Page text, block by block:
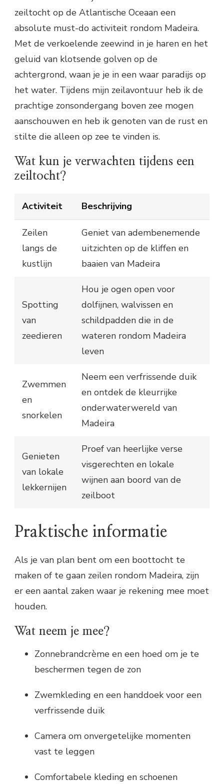
zeiltocht op de Atlantische Oceaan een
absolute must-do activiteit rondom Madeira.
Met de verkoelende zeewind in je haren en het
geluid van klotsende golven op de
achtergrond, waan je je in een waar paradijs op
het water. Tijdens mijn zeilavontuur heb ik de
prachtige zonsondergang boven zee mogen
aanschouwen en heb ik genoten van de rust en
stilte die alleen op zee te vinden is.
Wat kun je verwachten tijdens een
zeiltocht?
Activiteit Beschrijving
Zeilen
langs de
kustlijn
Geniet van adembenemende
uitzichten op de kliffen en
baaien van Madeira
Spotting
van
zeedieren
Hou je ogen open voor
dolfijnen, walvissen en
schildpadden die in de
wateren rondom Madeira
leven
Zwemmen
en
snorkelen
Neem een verfrissende duik
en ontdek de kleurrijke
onderwaterwereld van
Madeira
Genieten
van lokale
lekkernijen
Proef van heerlijke verse
visgerechten en lokale
wijnen aan boord van de
zeilboot
Praktische informatie
Als je van plan bent om een boottocht te
maken of te gaan zeilen rondom Madeira, zijn
er een aantal zaken waar je rekening mee moet
houden.
Wat neem je mee?
Zonnebrandcrème en een hoed om je te
beschermen tegen de zon
Zwemkleding en een handdoek voor een
verfrissende duik
Camera om onvergetelijke momenten
vast te leggen
Comfortabele kleding en schoenen